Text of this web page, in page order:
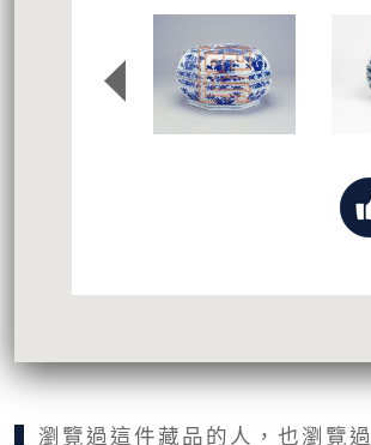
瀏覽過這件藏品的人，也瀏覽過